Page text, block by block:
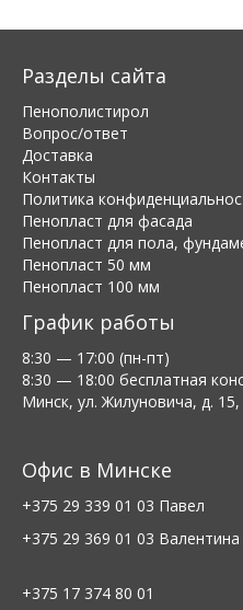
Разделы сайта
Пенополистирол
Вопрос/ответ
Доставка
Контакты
Политика
Пенопласт для фасада
Пенопласт для пола,
Пенопласт 50 мм
Пенопласт 100 мм
График работы
8:30 — 17:00 (пн-пт)
8:30 — 18:00 бесплатная
Минск, ул. Жилуновича, д. 15,
Офис в Минске
+375 29 339 01 03 Павел
+375 29 369 01 03 Валентина
+375 17 374 80 01